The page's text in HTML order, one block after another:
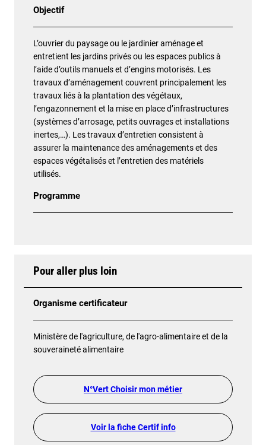
Objectif
L’ouvrier du paysage ou le jardinier aménage et
entretient les jardins privés ou les espaces publics à
l’aide d’outils manuels et d’engins motorisés. Les
travaux d’aménagement couvrent principalement les
travaux liés à la plantation des végétaux,
l’engazonnement et la mise en place d’infrastructures
(systèmes d’arrosage, petits ouvrages et installations
inertes,…). Les travaux d’entretien consistent à
assurer la maintenance des aménagements et des
espaces végétalisés et l’entretien des matériels
utilisés.
Programme
Pour aller plus loin
Organisme certificateur
Ministère de l'agriculture, de l'agro-alimentaire et de la
souveraineté alimentaire
N°Vert Choisir mon métier
Voir la fiche Certif info